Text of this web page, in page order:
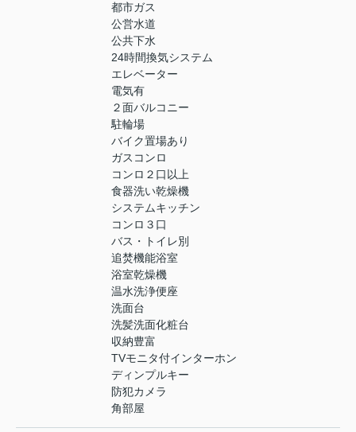
都市ガス
公営水道
公共下水
24時間換気システム
エレベーター
電気有
２面バルコニー
駐輪場
バイク置場あり
ガスコンロ
コンロ２口以上
食器洗い乾燥機
システムキッチン
コンロ３口
バス・トイレ別
追焚機能浴室
浴室乾燥機
温水洗浄便座
洗面台
洗髪洗面化粧台
収納豊富
TVモニタ付インターホン
ディンプルキー
防犯カメラ
角部屋